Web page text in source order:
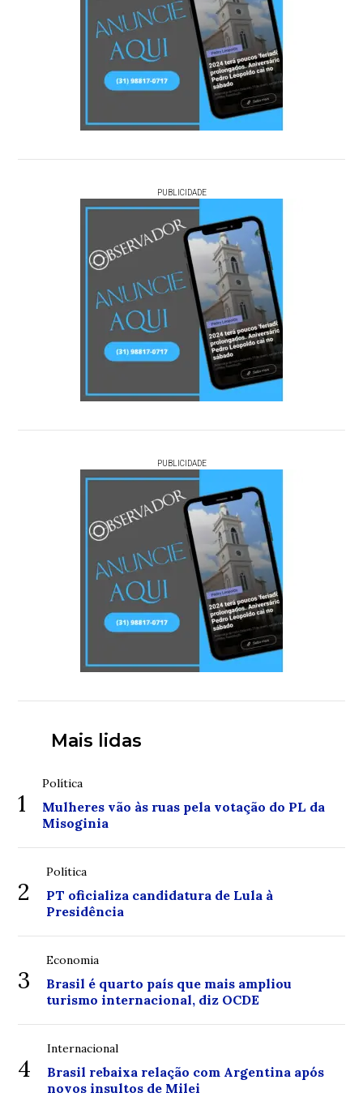
PUBLICIDADE
PUBLICIDADE
Mais lidas
1
Política
Mulheres vão às ruas pela votação do PL da
Misoginia
2
Política
PT oficializa candidatura de Lula à
Presidência
3
Economia
Brasil é quarto país que mais ampliou
turismo internacional, diz OCDE
4
Internacional
Brasil rebaixa relação com Argentina após
novos insultos de Milei